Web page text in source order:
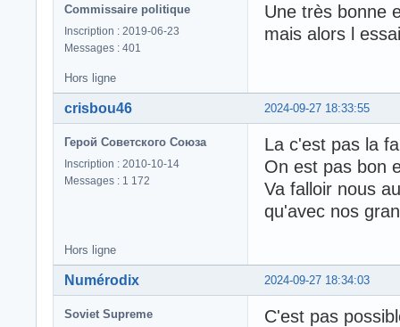
Commissaire politique
Inscription : 2019-06-23
Messages : 401
Une très bonne
mais alors l
Hors ligne
2024-09-27 18:33:55
crisbou46
Герой Советского Союза
Inscription : 2010-10-14
Messages : 1 172
La c'est pas la
On est pas bon
Va falloir nous
qu'avec nos
Hors ligne
2024-09-27 18:34:03
Numérodix
Soviet Supreme C'est pas